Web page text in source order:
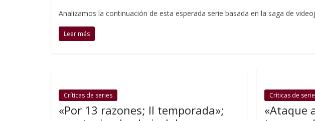
Analizamos la continuación de esta esperada serie basada en la saga de
Leer más
Críticas de series
«Por 13 razones; II temporada»;
Críticas de
«Ataque